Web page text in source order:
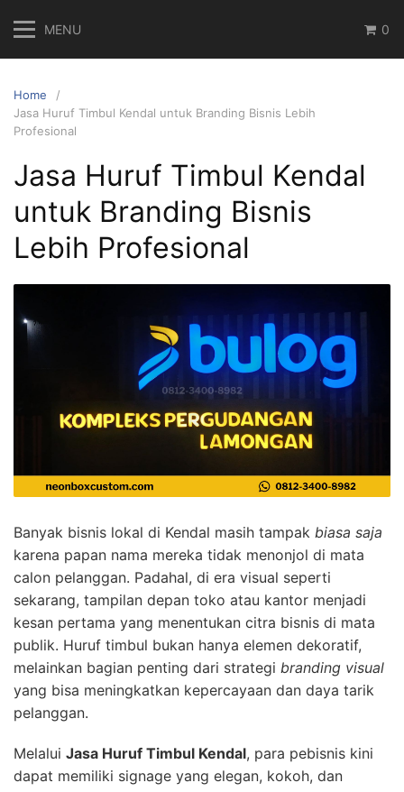
content
MENU 0
Home
Jasa Huruf Timbul Kendal untuk Branding Bisnis Lebih
Profesional
Jasa Huruf Timbul Kendal
untuk Branding Bisnis
Lebih Profesional
Banyak bisnis lokal di Kendal masih tampak biasa saja
karena papan nama mereka tidak menonjol di mata
calon pelanggan. Padahal, di era visual seperti
sekarang, tampilan depan toko atau kantor menjadi
kesan pertama yang menentukan citra bisnis di mata
publik. Huruf timbul bukan hanya elemen dekoratif,
melainkan bagian penting dari strategi branding visual
yang bisa meningkatkan kepercayaan dan daya tarik
pelanggan.
Melalui Jasa Huruf Timbul Kendal, para pebisnis kini
dapat memiliki signage yang elegan, kokoh, dan